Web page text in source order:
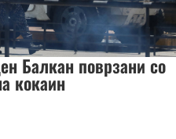
Балкан поврзани со
кокаин